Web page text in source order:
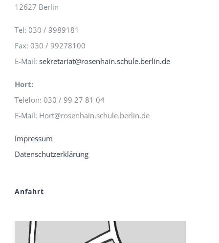
12627 Berlin
Tel: 030 / 9989181
Fax: 030 / 99278100
E-Mail: sekretariat@rosenhain.schule.berlin.de
Hort:
Telefon: 030 / 99 27 81 04
E-Mail: Hort@rosenhain.schule.berlin.de
Impressum
Datenschutzerklärung
Anfahrt